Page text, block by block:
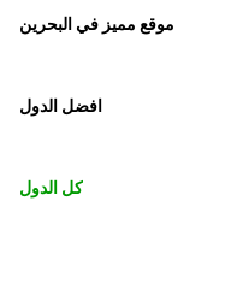
موقع مميز في البحرين
افضل الدول
كل الدول